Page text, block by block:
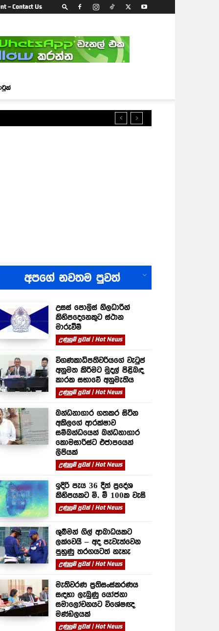
– Contact Us
අපගේ නවතම පුවත්
උසස් පොලිස් නිලධාරීන්
කිහිපදෙනෙකුට ස්ථාන
මාරුවීම්
උණුසුම් පුවත් | Hot News
විගණකාධිපතිවරියගේ වැටුප්
අනුමත කිරීමට මුදල් පිළිබඳ
කාරක සභාවේ අනුමැතිය
උණුසුම් පුවත් | Hot News
බන්ධනාගාර ගතකර සිටින
අකිලගේ ආරක්ෂාව
සම්බන්ධයෙන් බන්ධනාගාර
කොමසාරිස්ට එජාපයෙන්
ලිපියක්
උණුසුම් පුවත් | Hot News
ඉදිරි පැය 36 දීත් ප්‍රදේශ
කිහිපයකට මි. මී 100ක වැසි
උණුසුම් පුවත් | Hot News
ශුබ්මන් ගිල් ආබාධයකට
ලක්වෙයි – අද පැවැත්වෙන
පුහුණු තරගයටත් නැහැ
උණුසුම් පුවත් | Hot News
මැතිවරණ ප්‍රතිසංස්කරණය
සඳහා ලැබුණු යෝජනා
සමාලෝචනයට විශේෂඥ
මණ්ඩලයක්
උණුසුම් පුවත් | Hot News